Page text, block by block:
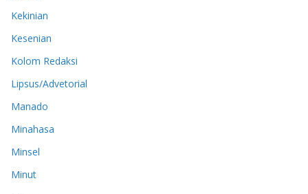
Kekinian
Kesenian
Kolom Redaksi
Lipsus/Advetorial
Manado
Minahasa
Minsel
Minut